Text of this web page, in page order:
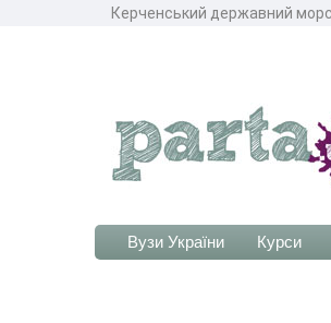
Керченський державний
Вузи України Курси